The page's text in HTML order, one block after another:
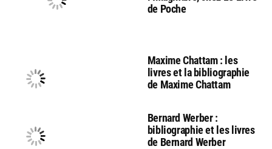
de Poche
Maxime Chattam : les
livres et la bibliographie
de Maxime Chattam
Bernard Werber :
bibliographie et les livres
de Bernard Werber